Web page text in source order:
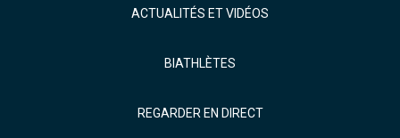
ACTUALITÉS ET VIDÉOS
BIATHLÈTES
REGARDER EN DIRECT